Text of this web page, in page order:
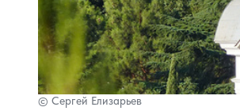
© Сергей Елизарьев